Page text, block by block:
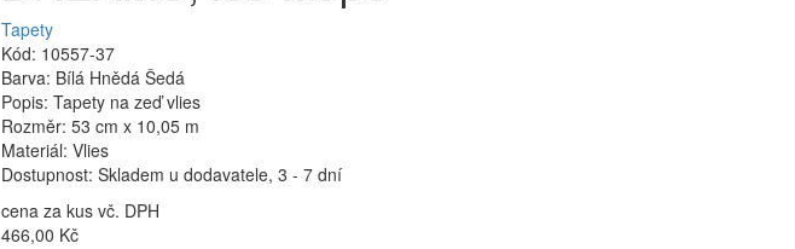
Tapety
Kód: 10557-37
Barva: Bílá Hnědá Šedá
Popis: Tapety na zeď vlies
Rozměr: 53 cm x 10,05 m
Materiál: Vlies
Dostupnost: Skladem u dodavatele, 3 - 7 dní
cena za kus vč. DPH
466,00 Kč